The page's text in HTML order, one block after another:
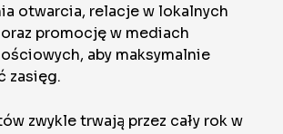
otwarcia, relacje w lokalnych
promocję w mediach
aby maksymalnie
zasięg.
zwykle trwają przez cały rok w